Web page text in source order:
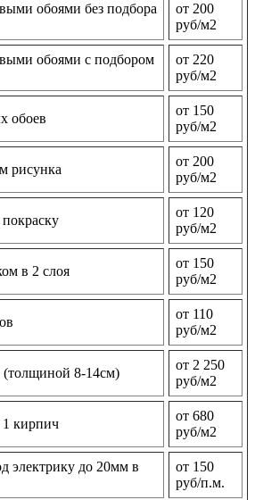
обоями без подбора
от 200
руб/м2
обоями с подбором
от 220
руб/м2
обоев
от 150
руб/м2
рисунка
от 200
руб/м2
от 120
руб/м2
в 2 слоя
от 150
руб/м2
от 110
руб/м2
(толщиной 8-14см)
от 2 250
руб/м2
1 кирпич
от 680
руб/м2
электрику до 20мм в
от 150
руб/п.м.